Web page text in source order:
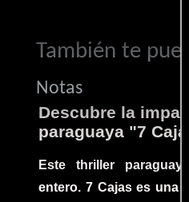
También te
Notas
Descubre la
paraguaya "7
Este thriller
entero. 7 Cajas es una